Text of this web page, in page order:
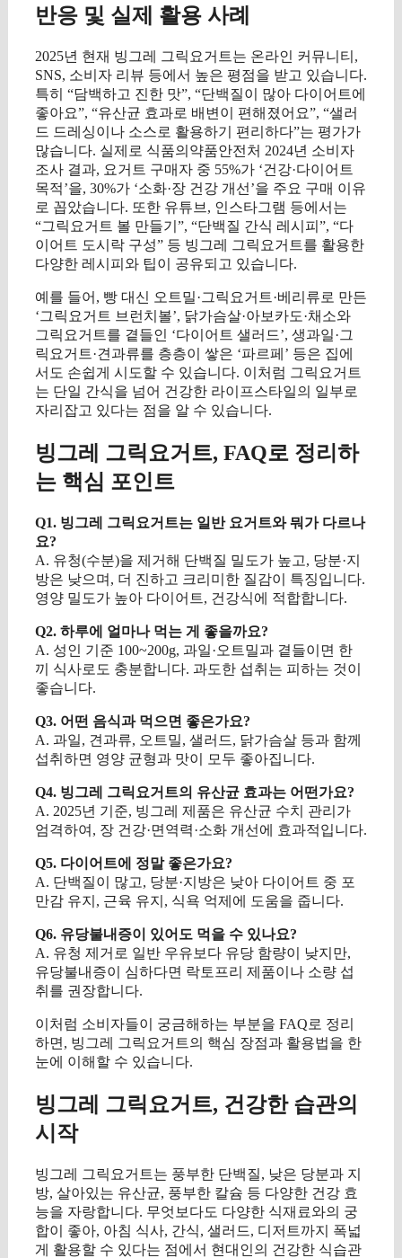
반응 및 실제 활용 사례
2025년 현재 빙그레 그릭요거트는 온라인 커뮤니티,
SNS, 소비자 리뷰 등에서 높은 평점을 받고 있습니다.
특히 “담백하고 진한 맛”, “단백질이 많아 다이어트에
좋아요”, “유산균 효과로 배변이 편해졌어요”, “샐러
드 드레싱이나 소스로 활용하기 편리하다”는 평가가
많습니다. 실제로 식품의약품안전처 2024년 소비자
조사 결과, 요거트 구매자 중 55%가 ‘건강·다이어트
목적’을, 30%가 ‘소화·장 건강 개선’을 주요 구매 이유
로 꼽았습니다. 또한 유튜브, 인스타그램 등에서는
“그릭요거트 볼 만들기”, “단백질 간식 레시피”, “다
이어트 도시락 구성” 등 빙그레 그릭요거트를 활용한
다양한 레시피와 팁이 공유되고 있습니다.
예를 들어, 빵 대신 오트밀·그릭요거트·베리류로 만든
‘그릭요거트 브런치볼’, 닭가슴살·아보카도·채소와
그릭요거트를 곁들인 ‘다이어트 샐러드’, 생과일·그
릭요거트·견과류를 층층이 쌓은 ‘파르페’ 등은 집에
서도 손쉽게 시도할 수 있습니다. 이처럼 그릭요거트
는 단일 간식을 넘어 건강한 라이프스타일의 일부로
자리잡고 있다는 점을 알 수 있습니다.
빙그레 그릭요거트, FAQ로 정리하
는 핵심 포인트
Q1. 빙그레 그릭요거트는 일반 요거트와 뭐가 다르나
요?
A. 유청(수분)을 제거해 단백질 밀도가 높고, 당분·지
방은 낮으며, 더 진하고 크리미한 질감이 특징입니다.
영양 밀도가 높아 다이어트, 건강식에 적합합니다.
Q2. 하루에 얼마나 먹는 게 좋을까요?
A. 성인 기준 100~200g, 과일·오트밀과 곁들이면 한
끼 식사로도 충분합니다. 과도한 섭취는 피하는 것이
좋습니다.
Q3. 어떤 음식과 먹으면 좋은가요?
A. 과일, 견과류, 오트밀, 샐러드, 닭가슴살 등과 함께
섭취하면 영양 균형과 맛이 모두 좋아집니다.
Q4. 빙그레 그릭요거트의 유산균 효과는 어떤가요?
A. 2025년 기준, 빙그레 제품은 유산균 수치 관리가
엄격하여, 장 건강·면역력·소화 개선에 효과적입니다.
Q5. 다이어트에 정말 좋은가요?
A. 단백질이 많고, 당분·지방은 낮아 다이어트 중 포
만감 유지, 근육 유지, 식욕 억제에 도움을 줍니다.
Q6. 유당불내증이 있어도 먹을 수 있나요?
A. 유청 제거로 일반 우유보다 유당 함량이 낮지만,
유당불내증이 심하다면 락토프리 제품이나 소량 섭
취를 권장합니다.
이처럼 소비자들이 궁금해하는 부분을 FAQ로 정리
하면, 빙그레 그릭요거트의 핵심 장점과 활용법을 한
눈에 이해할 수 있습니다.
빙그레 그릭요거트, 건강한 습관의
시작
빙그레 그릭요거트는 풍부한 단백질, 낮은 당분과 지
방, 살아있는 유산균, 풍부한 칼슘 등 다양한 건강 효
능을 자랑합니다. 무엇보다도 다양한 식재료와의 궁
합이 좋아, 아침 식사, 간식, 샐러드, 디저트까지 폭넓
게 활용할 수 있다는 점에서 현대인의 건강한 식습관